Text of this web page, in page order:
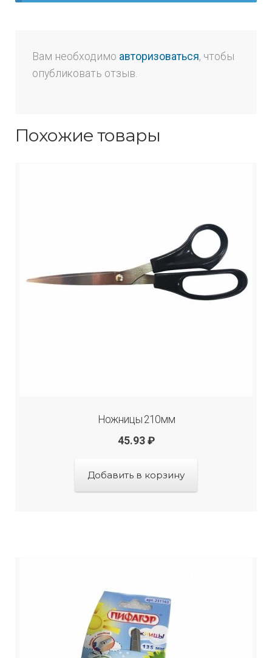
Вам необходимо авторизоваться, чтобы
опубликовать отзыв.
Похожие товары
Ножницы 210мм
45.93 ₽
Добавить в корзину